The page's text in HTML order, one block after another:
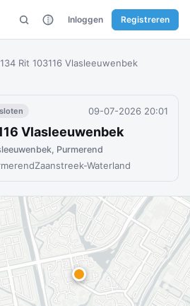
Inloggen Registreren
Rit 103116 Vlasleeuwenbek
09-07-2026 20:01
Vlasleeuwenbek
Purmerend
Zaanstreek-Waterland